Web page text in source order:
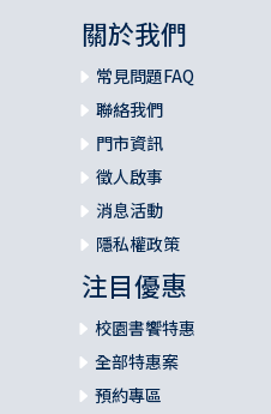
關於我們
常見問題FAQ
聯絡我們
門市資訊
徵人啟事
消息活動
隱私權政策
注目優惠
校園書饗特惠
全部特惠案
預約專區